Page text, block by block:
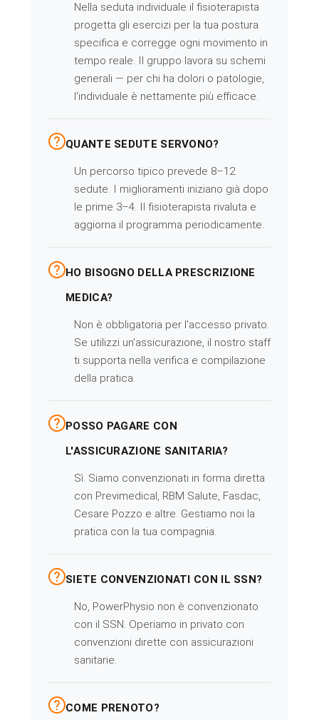
Nella seduta individuale il fisioterapista
progetta gli esercizi per la tua postura
specifica e corregge ogni movimento in
tempo reale. Il gruppo lavora su schemi
generali — per chi ha dolori o patologie,
l'individuale è nettamente più efficace.
QUANTE SEDUTE SERVONO?
Un percorso tipico prevede 8–12
sedute. I miglioramenti iniziano già dopo
le prime 3–4. Il fisioterapista rivaluta e
aggiorna il programma periodicamente.
HO BISOGNO DELLA PRESCRIZIONE
MEDICA?
Non è obbligatoria per l'accesso privato.
Se utilizzi un'assicurazione, il nostro staff
ti supporta nella verifica e compilazione
della pratica.
POSSO PAGARE CON
L'ASSICURAZIONE SANITARIA?
Sì. Siamo convenzionati in forma diretta
con Previmedical, RBM Salute, Fasdac,
Cesare Pozzo e altre. Gestiamo noi la
pratica con la tua compagnia.
SIETE CONVENZIONATI CON IL SSN?
No, PowerPhysio non è convenzionato
con il SSN. Operiamo in privato con
convenzioni dirette con assicurazioni
sanitarie.
COME PRENOTO?